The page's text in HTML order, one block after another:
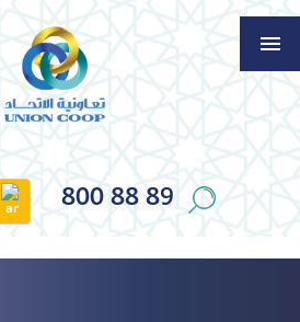
800 88 89